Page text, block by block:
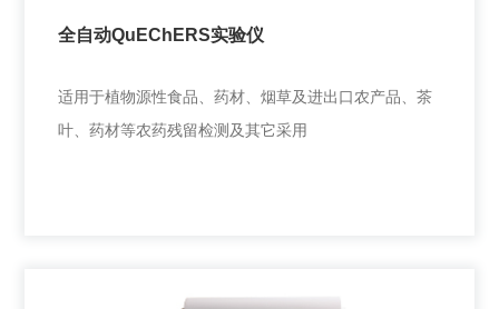
全自动QuEChERS实验仪
适用于植物源性食品、药材、烟草及进出口农产品、茶
叶、药材等农药残留检测及其它采用